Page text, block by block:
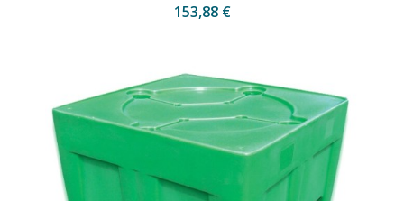
153,88 €